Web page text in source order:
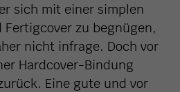
sich mit einer simplen
Fertigcover zu begnügen,
nicht infrage. Doch vor
Hardcover-Bindung
Eine gute und vor